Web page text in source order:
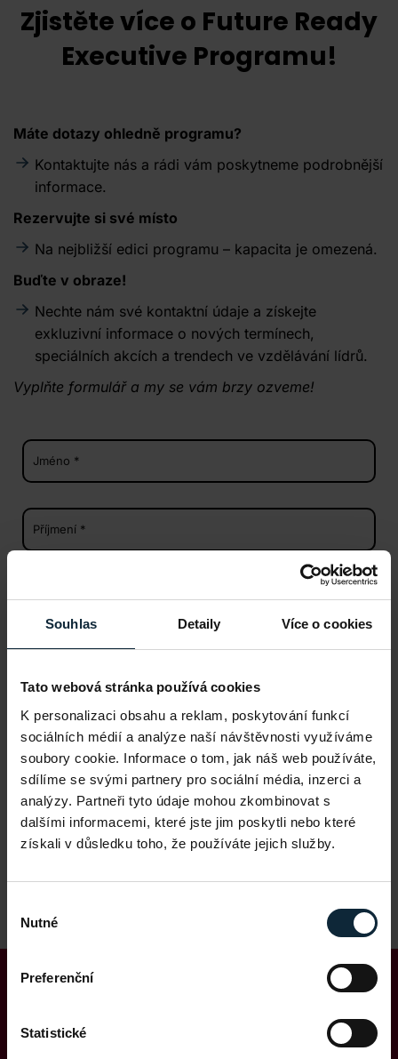
Souhlas Detaily Více o cookies
Tato webová stránka používá cookies
K personalizaci obsahu a reklam, poskytování funkcí
sociálních médií a analýze naší návštěvnosti využíváme
soubory cookie. Informace o tom, jak náš web používáte,
sdílíme se svými partnery pro sociální média, inzerci a
analýzy. Partneři tyto údaje mohou zkombinovat s
dalšími informacemi, které jste jim poskytli nebo které
získali v důsledku toho, že používáte jejich služby.
souhlasu
Nutné
Preferenční
Statistické
Zjistěte více o Future Ready
Executive Programu!
Máte dotazy ohledně programu?
Kontaktujte nás a rádi vám poskytneme podrobnější
informace.
Rezervujte si své místo
Na nejbližší edici programu – kapacita je omezená.
Buďte v obraze!
Nechte nám své kontaktní údaje a získejte
exkluzivní informace o nových termínech,
speciálních akcích a trendech ve vzdělávání lídrů.
Vyplňte formulář a my se vám brzy ozveme!
Sledujte aktuální novinky o